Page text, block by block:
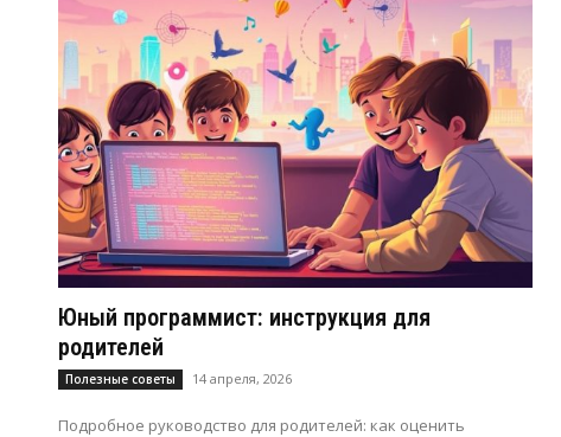
Юный программист: инструкция для
родителей
Полезные советы 14 апреля, 2026
Подробное руководство для родителей: как оценить